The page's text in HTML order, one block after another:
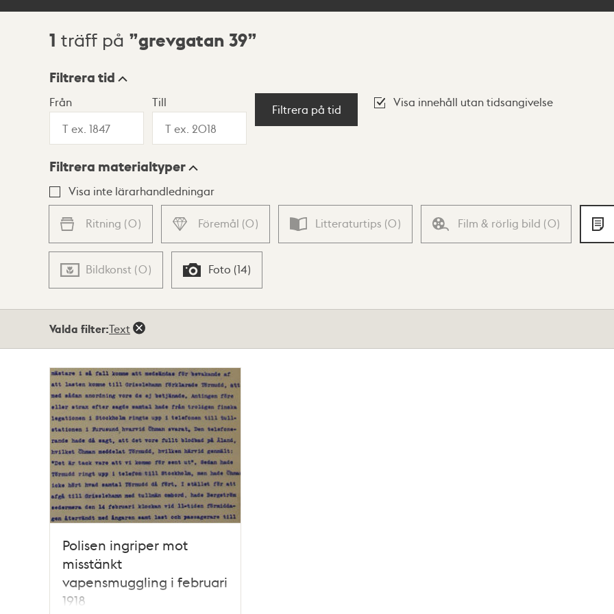
Sökresultat
1 träff på grevgatan 39
Visningsläge
Lista Karta
Filtrera tid
Från Till
Filtrera på tid
Visa innehåll utan tidsangivelse
Filtrera materialtyper
Visa inte lärarhandledningar
Ritning (0) Föremål (0) Litteraturtips (0) Film & rörlig bild (0)
Bildkonst (0) Foto (14)
Valda filter:Text
Polisen ingriper mot
misstänkt
vapensmuggling i februari
1918